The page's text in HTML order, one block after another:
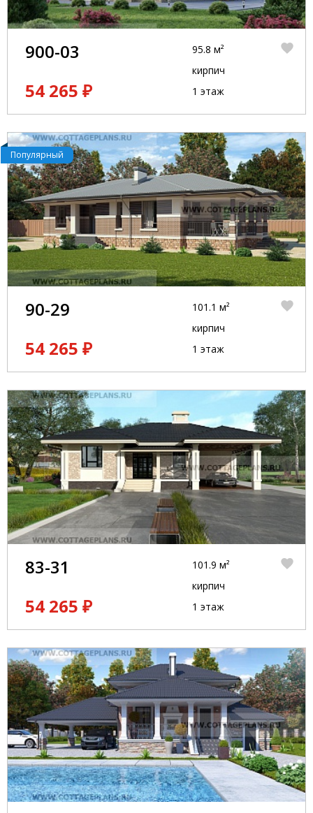
900-03
54 265 ₽
95.8 м²
кирпич
1 этаж
Популярный
90-29
54 265 ₽
101.1 м²
кирпич
1 этаж
83-31
54 265 ₽
101.9 м²
кирпич
1 этаж